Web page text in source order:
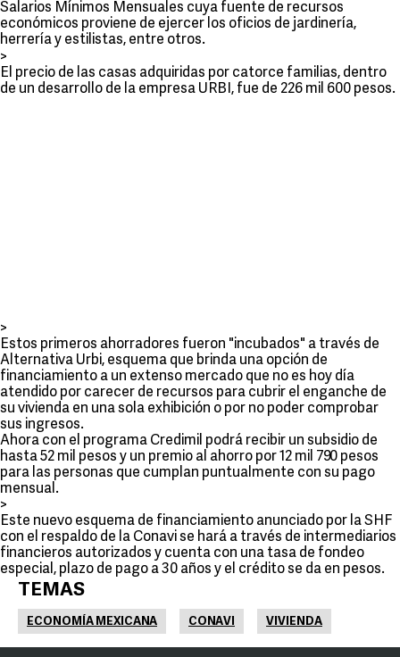
Salarios Mínimos Mensuales cuya fuente de recursos
económicos proviene de ejercer los oficios de jardinería,
herrería y estilistas, entre otros.
>
El precio de las casas adquiridas por catorce familias, dentro
de un desarrollo de la empresa URBI, fue de 226 mil 600 pesos.
>
Estos primeros ahorradores fueron "incubados" a través de
Alternativa Urbi, esquema que brinda una opción de
financiamiento a un extenso mercado que no es hoy día
atendido por carecer de recursos para cubrir el enganche de
su vivienda en una sola exhibición o por no poder comprobar
sus ingresos.
Ahora con el programa Credimil podrá recibir un subsidio de
hasta 52 mil pesos y un premio al ahorro por 12 mil 790 pesos
para las personas que cumplan puntualmente con su pago
mensual.
>
Este nuevo esquema de financiamiento anunciado por la SHF
con el respaldo de la Conavi se hará a través de intermediarios
financieros autorizados y cuenta con una tasa de fondeo
especial, plazo de pago a 30 años y el crédito se da en pesos.
TEMAS
ECONOMÍA MEXICANA CONAVI VIVIENDA